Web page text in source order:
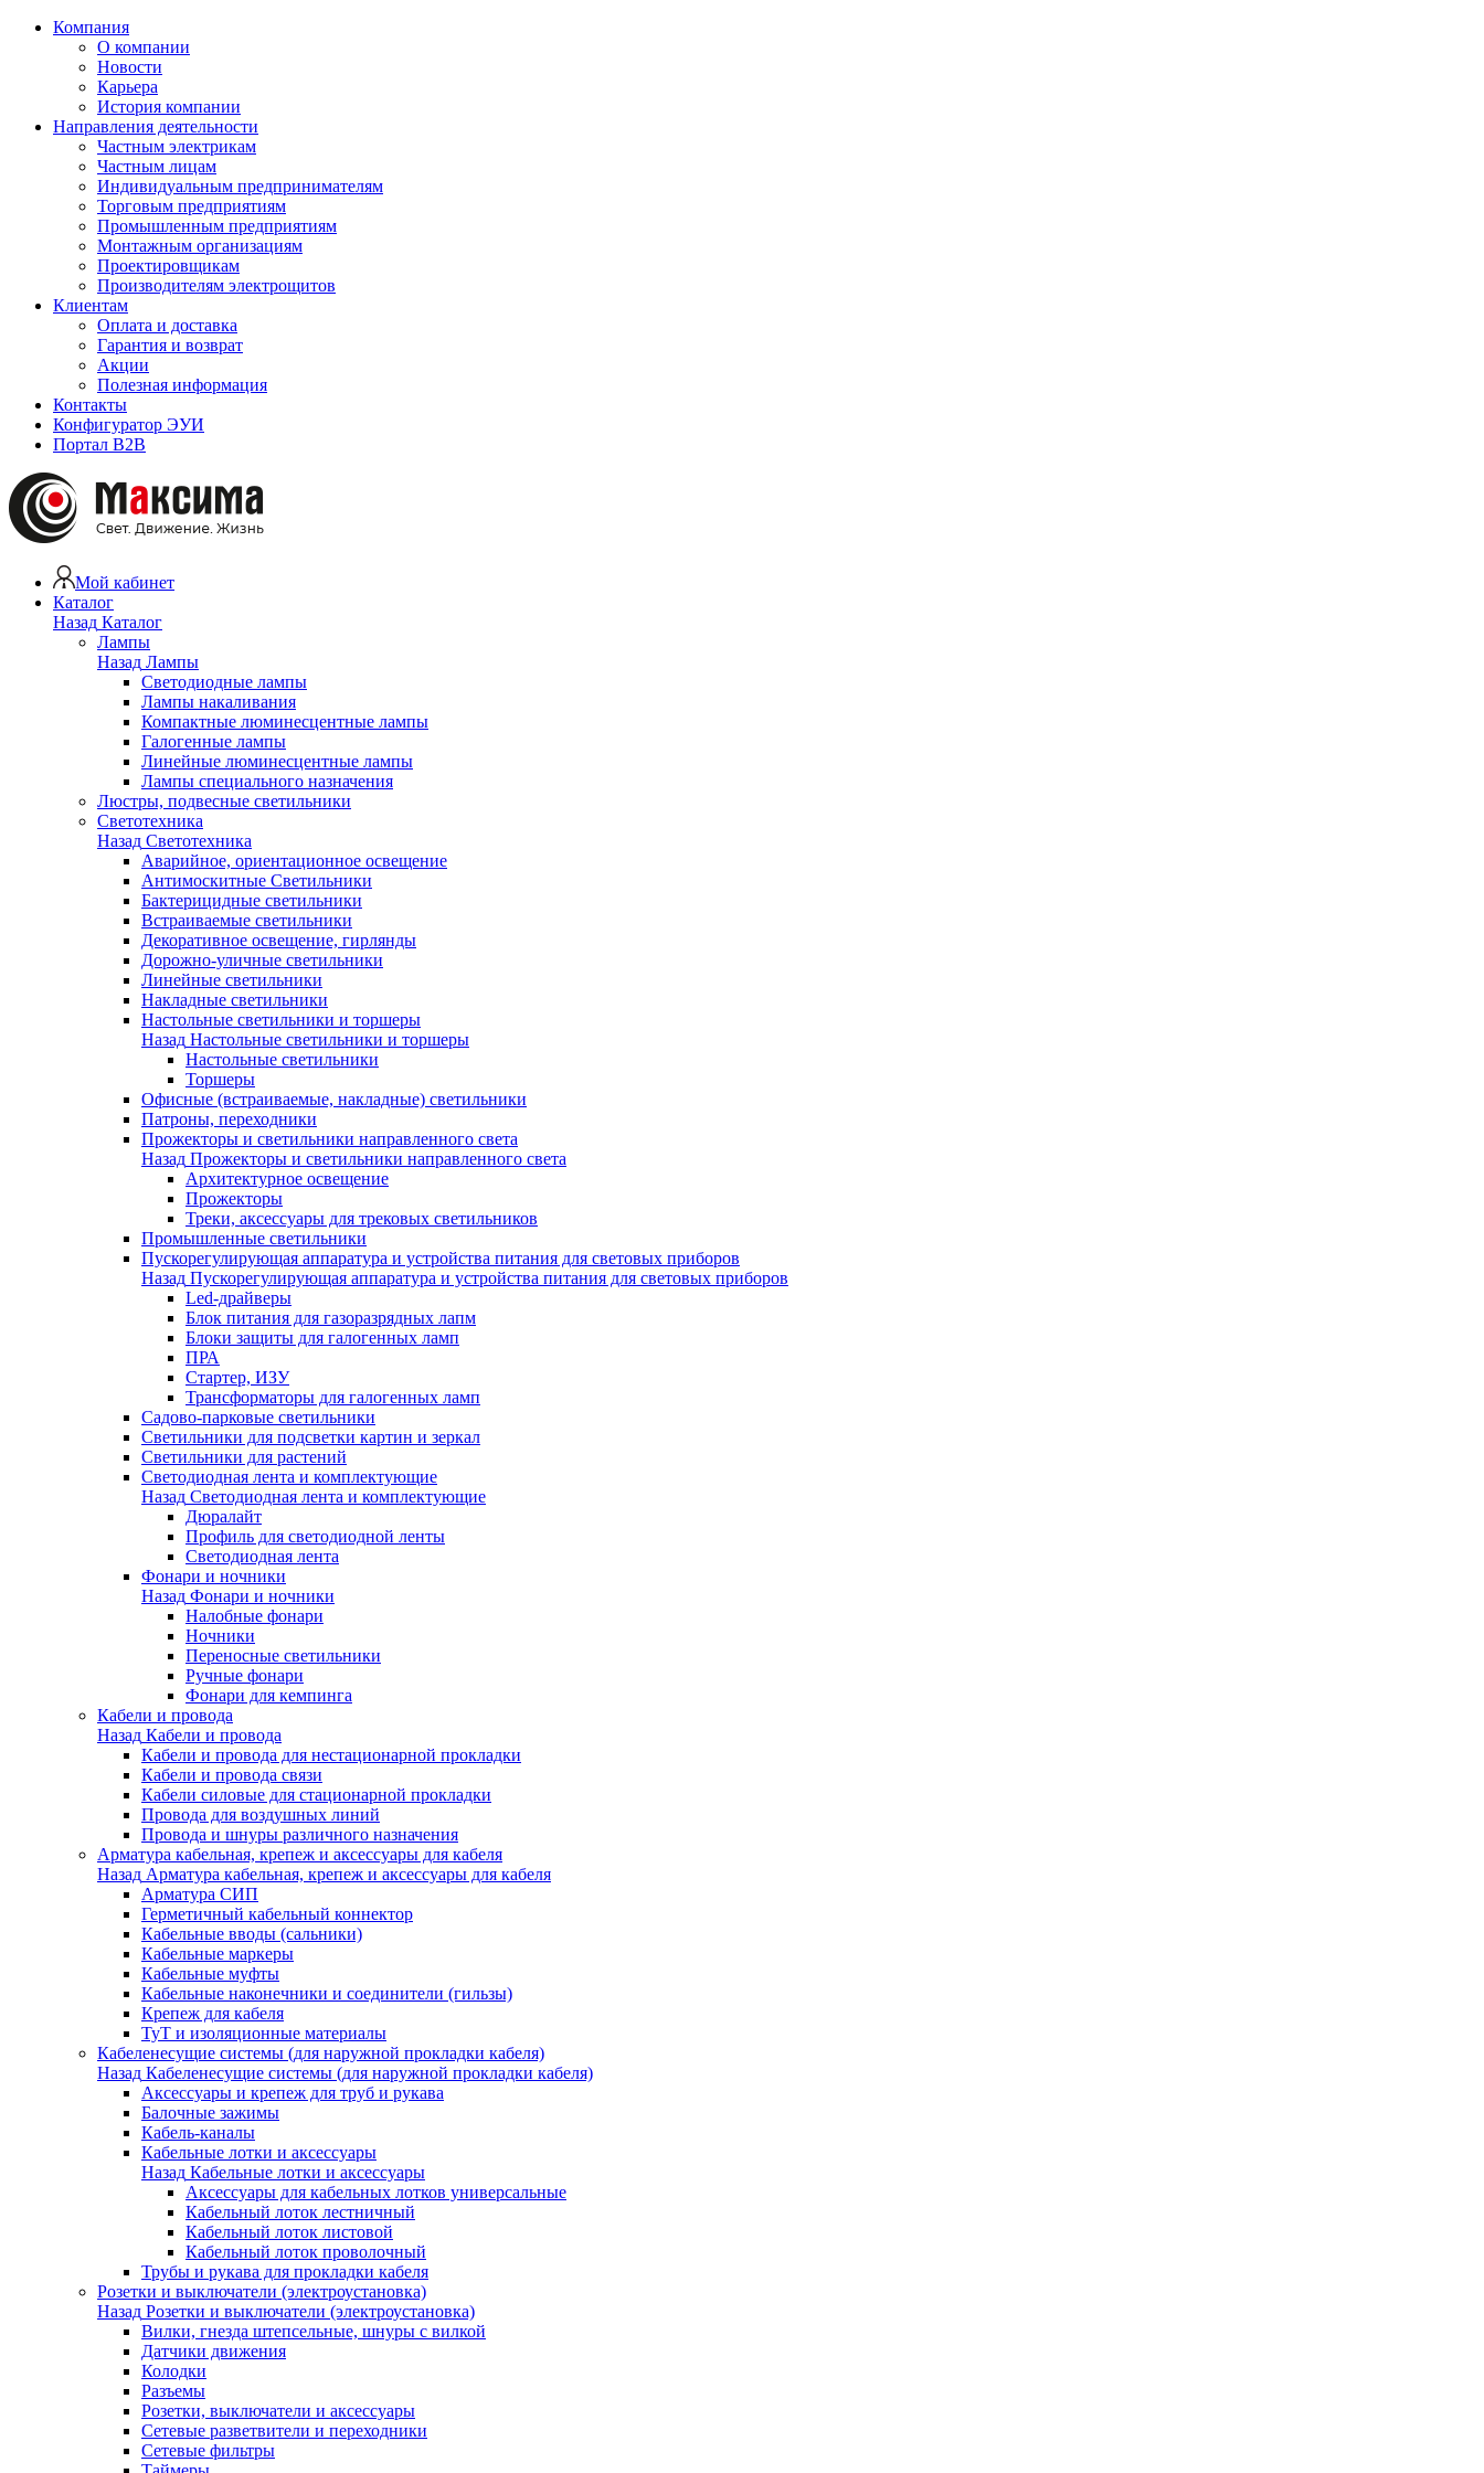
Компания
О компании
Новости
Карьера
История компании
Направления деятельности
Частным электрикам
Частным лицам
Индивидуальным предпринимателям
Торговым предприятиям
Промышленным предприятиям
Монтажным организациям
Проектировщикам
Производителям электрощитов
Клиентам
Оплата и доставка
Гарантия и возврат
Акции
Полезная информация
Контакты
Конфигуратор ЭУИ
Портал B2B
Мой кабинет
Каталог
Назад Каталог
Лампы
Назад Лампы
Светодиодные лампы
Лампы накаливания
Компактные люминесцентные лампы
Галогенные лампы
Линейные люминесцентные лампы
Лампы специального назначения
Люстры, подвесные светильники
Светотехника
Назад Светотехника
Аварийное, ориентационное освещение
Антимоскитные Светильники
Бактерицидные светильники
Встраиваемые светильники
Декоративное освещение, гирлянды
Дорожно-уличные светильники
Линейные светильники
Накладные светильники
Настольные светильники и торшеры
Назад Настольные светильники и торшеры
Настольные светильники
Торшеры
Офисные (встраиваемые, накладные) светильники
Патроны, переходники
Прожекторы и светильники направленного света
Назад Прожекторы и светильники направленного света
Архитектурное освещение
Прожекторы
Треки, аксессуары для трековых светильников
Промышленные светильники
Пускорегулирующая аппаратура и устройства питания для световых приборов
Назад Пускорегулирующая аппаратура и устройства питания для световых приборов
Led-драйверы
Блок питания для газоразрядных лапм
Блоки защиты для галогенных ламп
ПРА
Стартер, ИЗУ
Трансформаторы для галогенных ламп
Садово-парковые светильники
Светильники для подсветки картин и зеркал
Светильники для растений
Светодиодная лента и комплектующие
Назад Светодиодная лента и комплектующие
Дюралайт
Профиль для светодиодной ленты
Светодиодная лента
Фонари и ночники
Назад Фонари и ночники
Налобные фонари
Ночники
Переносные светильники
Ручные фонари
Фонари для кемпинга
Кабели и провода
Назад Кабели и провода
Кабели и провода для нестационарной прокладки
Кабели и провода связи
Кабели силовые для стационарной прокладки
Провода для воздушных линий
Провода и шнуры различного назначения
Арматура кабельная, крепеж и аксессуары для кабеля
Назад Арматура кабельная, крепеж и аксессуары для кабеля
Арматура СИП
Герметичный кабельный коннектор
Кабельные вводы (сальники)
Кабельные маркеры
Кабельные муфты
Кабельные наконечники и соединители (гильзы)
Крепеж для кабеля
ТуТ и изоляционные материалы
Кабеленесущие системы (для наружной прокладки кабеля)
Назад Кабеленесущие системы (для наружной прокладки кабеля)
Аксессуары и крепеж для труб и рукава
Балочные зажимы
Кабель-каналы
Кабельные лотки и аксессуары
Назад Кабельные лотки и аксессуары
Аксессуары для кабельных лотков универсальные
Кабельный лоток лестничный
Кабельный лоток листовой
Кабельный лоток проволочный
Трубы и рукава для прокладки кабеля
Розетки и выключатели (электроустановка)
Назад Розетки и выключатели (электроустановка)
Вилки, гнезда штепсельные, шнуры с вилкой
Датчики движения
Колодки
Разъемы
Розетки, выключатели и аксессуары
Сетевые разветвители и переходники
Сетевые фильтры